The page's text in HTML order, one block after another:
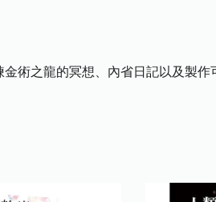
之龍的冥想、內省日記以及製作